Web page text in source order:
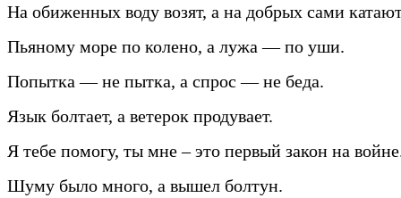
На обиженных воду возят, а на добрых сами
Пьяному море по колено, а лужа — по уши.
Попытка — не пытка, а спрос — не беда.
Язык болтает, а ветерок продувает.
Я тебе помогу, ты мне – это первый закон на
Шуму было много, а вышел болтун.